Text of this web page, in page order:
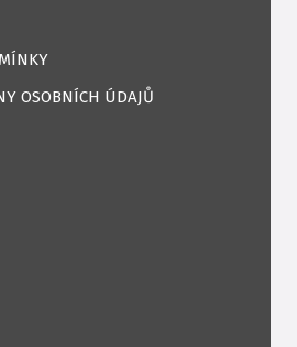
OSOBNÍCH ÚDAJŮ